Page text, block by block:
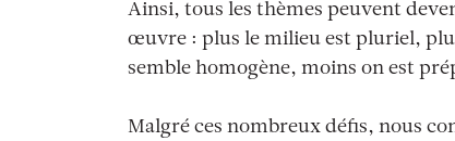
Ainsi, tous les thèmes peuvent
œuvre : plus le milieu est pluriel,
semble homogène, moins on est
Malgré ces nombreux défis, nous